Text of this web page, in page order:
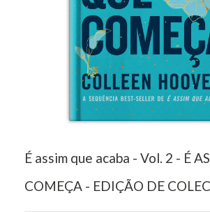
É assim que acaba - Vol. 2 - É
COMEÇA - EDIÇÃO DE